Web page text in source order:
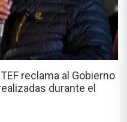
reclama al Gobierno
durante el